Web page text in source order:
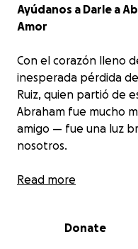
Ayúdanos a Darle a
Amor
Con el corazón lleno
inesperada pérdida
Ruiz, quien partió de
Abraham fue mucho
amigo — fue una luz
nosotros.
Abraham era conocido
tan especial que solo
Read more
Donate